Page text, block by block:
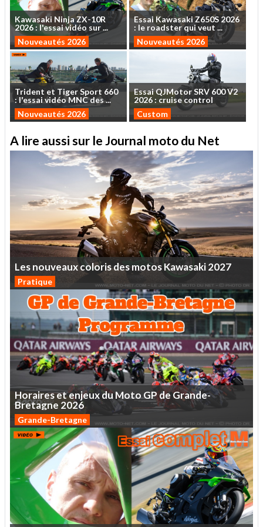
Kawasaki NinjaZX-10R
2026: l'essaividéo sur...
Nouveautés 2026
Essai Kawasaki Z650S 2026
: le roadsterquiveut ...
Nouveautés 2026
Trident et TigerSport 660
: l'essaividéo MNCdes...
Nouveautés 2026
EssaiQJMotorSRV 600V2
2026 : cruise control
Custom
A lire aussi sur le Journal moto du Net
LesnouveauxcolorisdesmotosKawasaki2027
Pratique
HorairesetenjeuxduMotoGPdeGrande-
Bretagne 2026
Grande-Bretagne